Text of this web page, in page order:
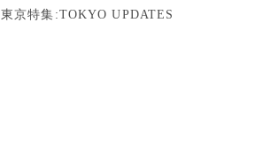
東京特集:TOKYO UPDATES